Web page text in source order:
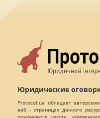
Юридические
Protocol.ua обладает
веб - страницах данного
понимаются тексты,